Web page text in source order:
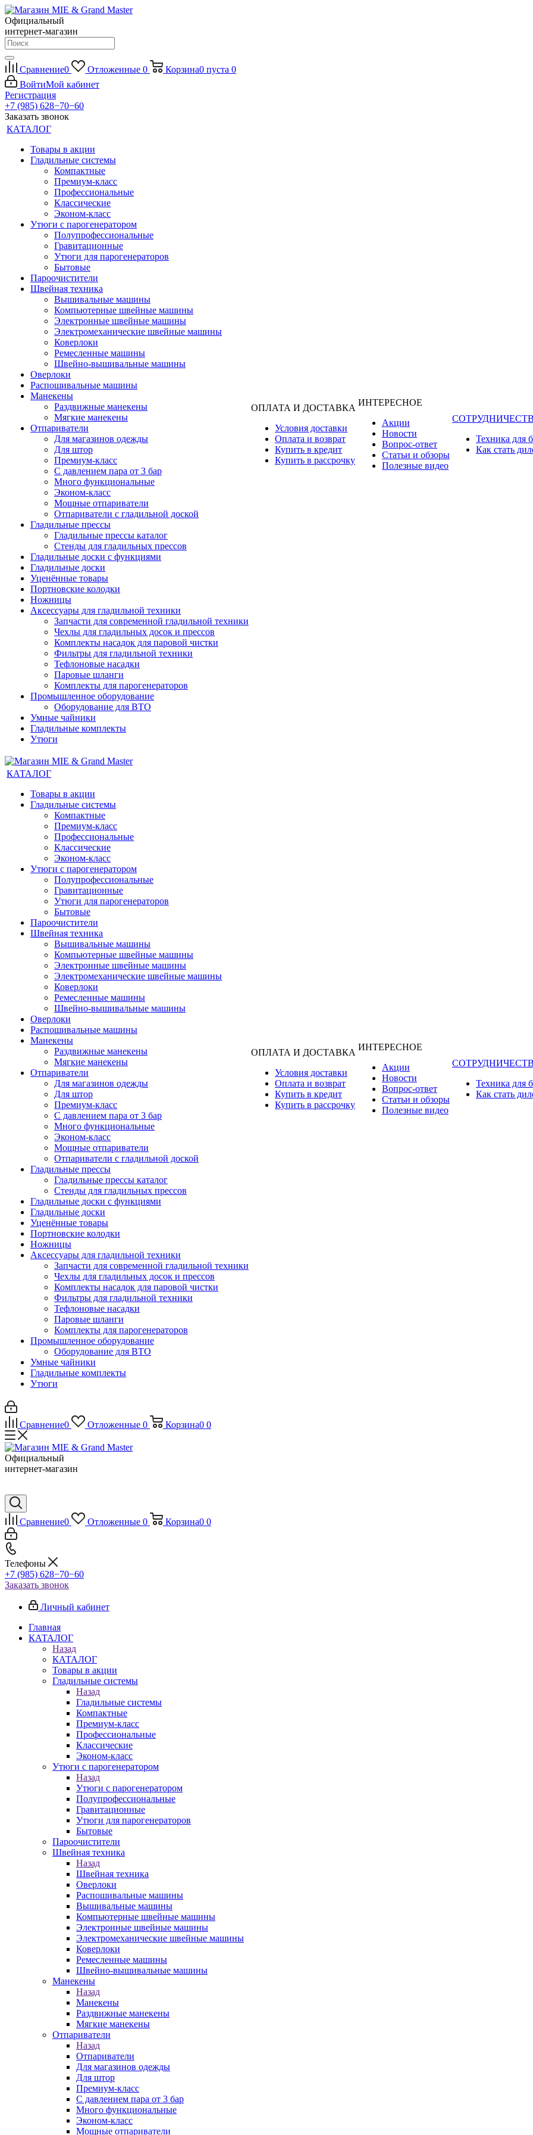
Официальный
интернет-магазин
Сравнение0 Отложенные 0 Корзина0 пуста 0
ВойтиМой кабинет
Регистрация
+7 (985) 628−70−60
Заказать звонок
КАТАЛОГ
Товары в акции
Гладильные системы
Компактные
Премиум-класс
Профессиональные
Классические
Эконом-класс
Утюги с парогенератором
Полупрофессиональные
Гравитационные
Утюги для парогенераторов
Бытовые
Пароочистители
Швейная техника
Вышивальные машины
Компьютерные швейные машины
Электронные швейные машины
Электромеханические швейные машины
Коверлоки
Ремесленные машины
Швейно-вышивальные машины
Оверлоки
Распошивальные машины
Манекены
Раздвижные манекены
Мягкие манекены
Отпариватели
Для магазинов одежды
Для штор
Премиум-класс
С давлением пара от 3 бар
Много функциональные
Эконом-класс
Мощные отпариватели
Отпариватели с гладильной доской
Гладильные прессы
Гладильные прессы каталог
Стенды для гладильных прессов
Гладильные доски с функциями
Гладильные доски
Уценённые товары
Портновские колодки
Ножницы
Аксессуары для гладильной техники
Запчасти для современной гладильной техники
Чехлы для гладильных досок и прессов
Комплекты насадок для паровой чистки
Фильтры для гладильной техники
Тефлоновые насадки
Паровые шланги
Комплекты для парогенераторов
Промышленное оборудование
Оборудование для ВТО
Умные чайники
Гладильные комплекты
Утюги
ОПЛАТА И ДОСТАВКА
Условия доставки
Оплата и возврат
Купить в кредит
Купить в рассрочку
ИНТЕРЕСНОЕ
Акции
Новости
Вопрос-ответ
Статьи и обзоры
Полезные видео
Техника для
Как стать
КАТАЛОГ
Товары в акции
Гладильные системы
Компактные
Премиум-класс
Профессиональные
Классические
Эконом-класс
Утюги с парогенератором
Полупрофессиональные
Гравитационные
Утюги для парогенераторов
Бытовые
Пароочистители
Швейная техника
Вышивальные машины
Компьютерные швейные машины
Электронные швейные машины
Электромеханические швейные машины
Коверлоки
Ремесленные машины
Швейно-вышивальные машины
Оверлоки
Распошивальные машины
Манекены
Раздвижные манекены
Мягкие манекены
Отпариватели
Для магазинов одежды
Для штор
Премиум-класс
С давлением пара от 3 бар
Много функциональные
Эконом-класс
Мощные отпариватели
Отпариватели с гладильной доской
Гладильные прессы
Гладильные прессы каталог
Стенды для гладильных прессов
Гладильные доски с функциями
Гладильные доски
Уценённые товары
Портновские колодки
Ножницы
Аксессуары для гладильной техники
Запчасти для современной гладильной техники
Чехлы для гладильных досок и прессов
Комплекты насадок для паровой чистки
Фильтры для гладильной техники
Тефлоновые насадки
Паровые шланги
Комплекты для парогенераторов
Промышленное оборудование
Оборудование для ВТО
Умные чайники
Гладильные комплекты
Утюги
ОПЛАТА И ДОСТАВКА
Условия доставки
Оплата и возврат
Купить в кредит
Купить в рассрочку
ИНТЕРЕСНОЕ
Акции
Новости
Вопрос-ответ
Статьи и обзоры
Полезные видео
Техника для
Как стать
Сравнение0 Отложенные 0 Корзина0 0
Официальный
интернет-магазин
Сравнение0 Отложенные 0 Корзина0 0
Телефоны
+7 (985) 628−70−60
Заказать звонок
Личный кабинет
Главная
КАТАЛОГ
Назад
КАТАЛОГ
Товары в акции
Гладильные системы
Назад
Гладильные системы
Компактные
Премиум-класс
Профессиональные
Классические
Эконом-класс
Утюги с парогенератором
Назад
Утюги с парогенератором
Полупрофессиональные
Гравитационные
Утюги для парогенераторов
Бытовые
Пароочистители
Швейная техника
Назад
Швейная техника
Оверлоки
Распошивальные машины
Вышивальные машины
Компьютерные швейные машины
Электронные швейные машины
Электромеханические швейные машины
Коверлоки
Ремесленные машины
Швейно-вышивальные машины
Манекены
Назад
Манекены
Раздвижные манекены
Мягкие манекены
Отпариватели
Назад
Отпариватели
Для магазинов одежды
Для штор
Премиум-класс
С давлением пара от 3 бар
Много функциональные
Эконом-класс
Мощные отпариватели